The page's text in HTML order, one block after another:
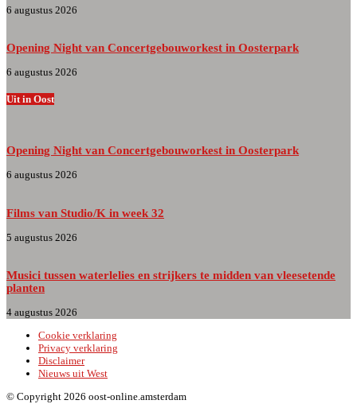
6 augustus 2026
Opening Night van Concertgebouworkest in Oosterpark
6 augustus 2026
Uit in Oost
Opening Night van Concertgebouworkest in Oosterpark
6 augustus 2026
Films van Studio/K in week 32
5 augustus 2026
Musici tussen waterlelies en strijkers te midden van vleesetende
planten
4 augustus 2026
Cookie verklaring
Privacy verklaring
Disclaimer
Nieuws uit West
© Copyright 2026 oost-online.amsterdam